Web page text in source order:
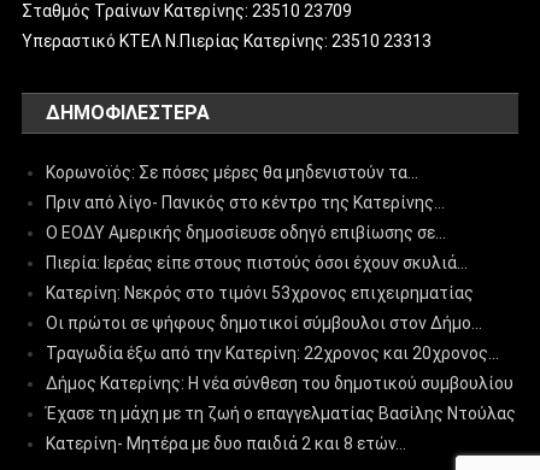
Σταθμός Τραίνων Κατερίνης: 23510 23709
Υπεραστικό ΚΤΕΛ Ν.Πιερίας Κατερίνης: 23510 23313
ΔΗΜΟΦΙΛΈΣΤΕΡΑ
Κορωνοϊός: Σε πόσες μέρες θα μηδενιστούν τα…
Πριν από λίγο- Πανικός στο κέντρο της Κατερίνης…
Ο ΕΟΔΥ Αμερικής δημοσίευσε οδηγό επιβίωσης σε…
Πιερία: Ιερέας είπε στους πιστούς όσοι έχουν σκυλιά…
Κατερίνη: Νεκρός στο τιμόνι 53χρονος επιχειρηματίας
Οι πρώτοι σε ψήφους δημοτικοί σύμβουλοι στον Δήμο…
Τραγωδία έξω από την Κατερίνη: 22χρονος και 20χρονος…
Δήμος Κατερίνης: Η νέα σύνθεση του δημοτικού συμβουλίου
Έχασε τη μάχη με τη ζωή ο επαγγελματίας Βασίλης Ντούλας
Κατερίνη- Μητέρα με δυο παιδιά 2 και 8 ετών…